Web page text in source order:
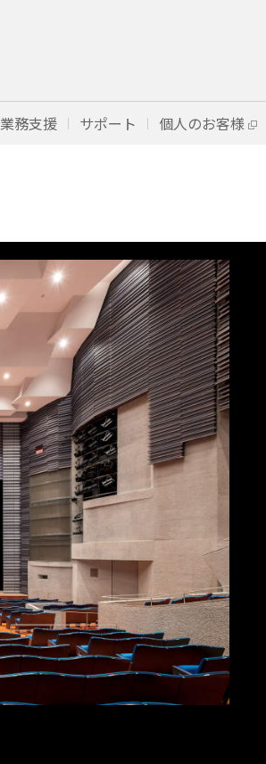
業務支援 サポート 個人のお客様